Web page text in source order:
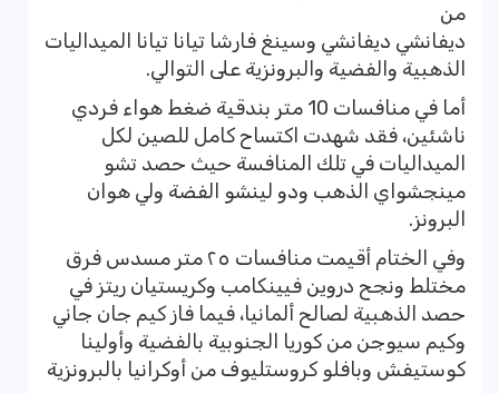
من
ديفانشي ديفانشي وسينغ فارشا تيانا تيانا الميداليات
الذهبية والفضية والبرونزية على التوالي.
أما في منافسات 10 متر بندقية ضغط هواء فردي
ناشئين، فقد شهدت اكتساح كامل للصين لكل
الميداليات في تلك المنافسة حيث حصد تشو
مينجشواي الذهب ودو لينشو الفضة ولي هوان
البرونز.
وفي الختام أقيمت منافسات ٢٥ متر مسدس فرق
مختلط ونجح دروين فيينكامب وكريستيان ريتز في
حصد الذهبية لصالح ألمانيا، فيما فاز كيم جان جاني
وكيم سيوجن من كوريا الجنوبية بالفضية وأولينا
كوستيفش وبافلو كروستليوف من أوكرانيا بالبرونزية